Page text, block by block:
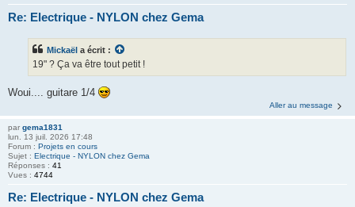
Re: Electrique - NYLON chez Gema
Mickaël a écrit :
19" ? Ça va être tout petit !
Woui.... guitare 1/4
Aller au message
par gema1831
lun. 13 juil. 2026 17:48
Forum : Projets en cours
Sujet : Electrique - NYLON chez Gema
Réponses : 41
Vues : 4744
Re: Electrique - NYLON chez Gema